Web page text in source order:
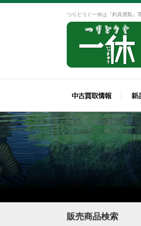
つりどうぐ一休は『釣具買取』
販売商品検索